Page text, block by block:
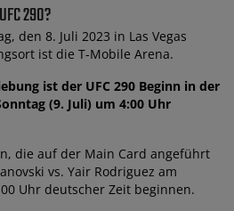
290?
den 8. Juli 2023 in Las Vegas
ist die T-Mobile Arena.
ist der UFC 290 Beginn in der
(9. Juli) um 4:00 Uhr
die auf der Main Card angeführt
vs. Yair Rodriguez am
Uhr deutscher Zeit beginnen.